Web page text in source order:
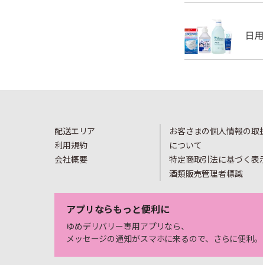
配送エリア
利用規約
会社概要
お客さまの個人情報の取
について
特定商取引法に基づく表
酒類販売管理者標識
アプリならもっと便利に
ゆめデリバリー専用アプリなら、
メッセージの通知がスマホに来るので、さらに便利。